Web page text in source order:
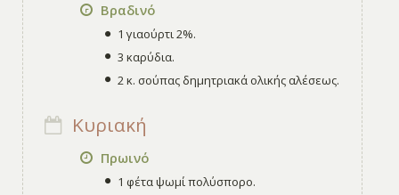
Βραδινό
1 γιαούρτι 2%.
3 καρύδια.
2 κ. σούπας δημητριακά ολικής αλέσεως.
Κυριακή
Πρωινό
1 φέτα ψωμί πολύσπορο.